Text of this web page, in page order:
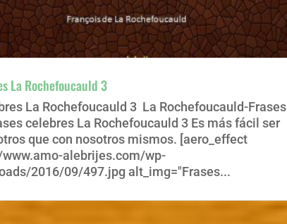
La Rochefoucauld 3
La Rochefoucauld 3 La Rochefoucauld-Frases
celebres La Rochefoucauld 3 Es más fácil ser
que con nosotros mismos. [aero_effect
alebrijes.com/wp-
2016/09/497.jpg alt_img="Frases...